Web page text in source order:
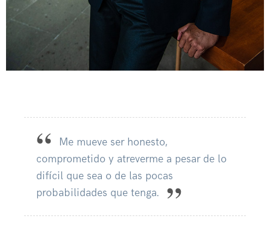
Me mueve ser honesto,
comprometido y atreverme a pesar de lo
difícil que sea o de las pocas
probabilidades que tenga.